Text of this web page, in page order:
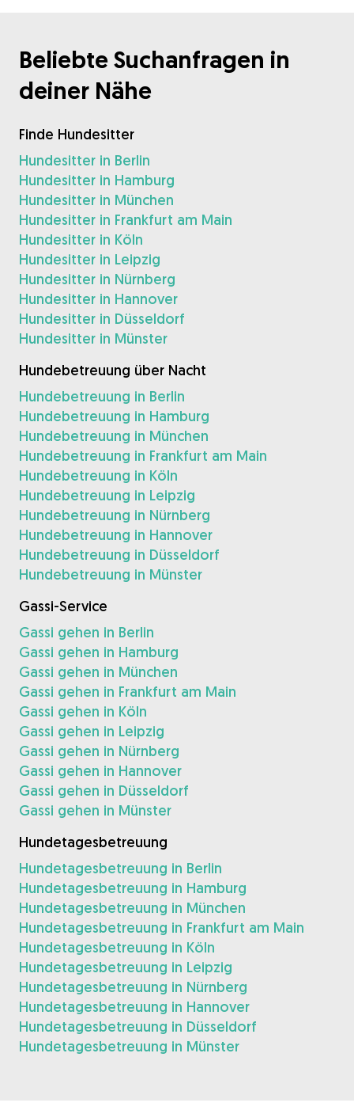
Beliebte Suchanfragen in
deiner Nähe
Finde Hundesitter
Hundesitter in Berlin
Hundesitter in Hamburg
Hundesitter in München
Hundesitter in Frankfurt am Main
Hundesitter in Köln
Hundesitter in Leipzig
Hundesitter in Nürnberg
Hundesitter in Hannover
Hundesitter in Düsseldorf
Hundesitter in Münster
Hundebetreuung über Nacht
Hundebetreuung in Berlin
Hundebetreuung in Hamburg
Hundebetreuung in München
Hundebetreuung in Frankfurt am Main
Hundebetreuung in Köln
Hundebetreuung in Leipzig
Hundebetreuung in Nürnberg
Hundebetreuung in Hannover
Hundebetreuung in Düsseldorf
Hundebetreuung in Münster
Gassi-Service
Gassi gehen in Berlin
Gassi gehen in Hamburg
Gassi gehen in München
Gassi gehen in Frankfurt am Main
Gassi gehen in Köln
Gassi gehen in Leipzig
Gassi gehen in Nürnberg
Gassi gehen in Hannover
Gassi gehen in Düsseldorf
Gassi gehen in Münster
Hundetagesbetreuung
Hundetagesbetreuung in Berlin
Hundetagesbetreuung in Hamburg
Hundetagesbetreuung in München
Hundetagesbetreuung in Frankfurt am Main
Hundetagesbetreuung in Köln
Hundetagesbetreuung in Leipzig
Hundetagesbetreuung in Nürnberg
Hundetagesbetreuung in Hannover
Hundetagesbetreuung in Düsseldorf
Hundetagesbetreuung in Münster